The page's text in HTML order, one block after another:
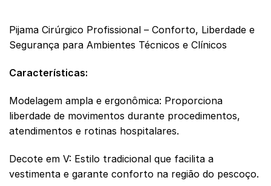
Pijama Cirúrgico Profissional – Conforto, Liberdade e
Segurança para Ambientes Técnicos e Clínicos
Características:
Modelagem ampla e ergonômica: Proporciona
liberdade de movimentos durante procedimentos,
atendimentos e rotinas hospitalares.
Decote em V: Estilo tradicional que facilita a
vestimenta e garante conforto na região do pescoço.